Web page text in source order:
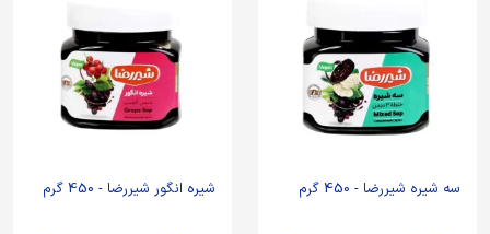
سه شیره شیررضا - 450 گرم شیره انگور شیررضا - 450 گرم